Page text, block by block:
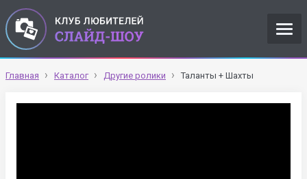
Главная Каталог Другие ролики Таланты + Шахты